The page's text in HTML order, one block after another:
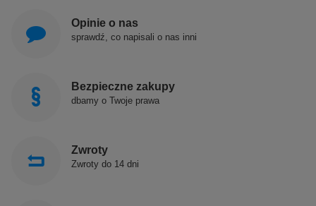
Opinie o nas
sprawdź, co napisali o nas inni
Bezpieczne zakupy
dbamy o Twoje prawa
Zwroty
Zwroty do 14 dni